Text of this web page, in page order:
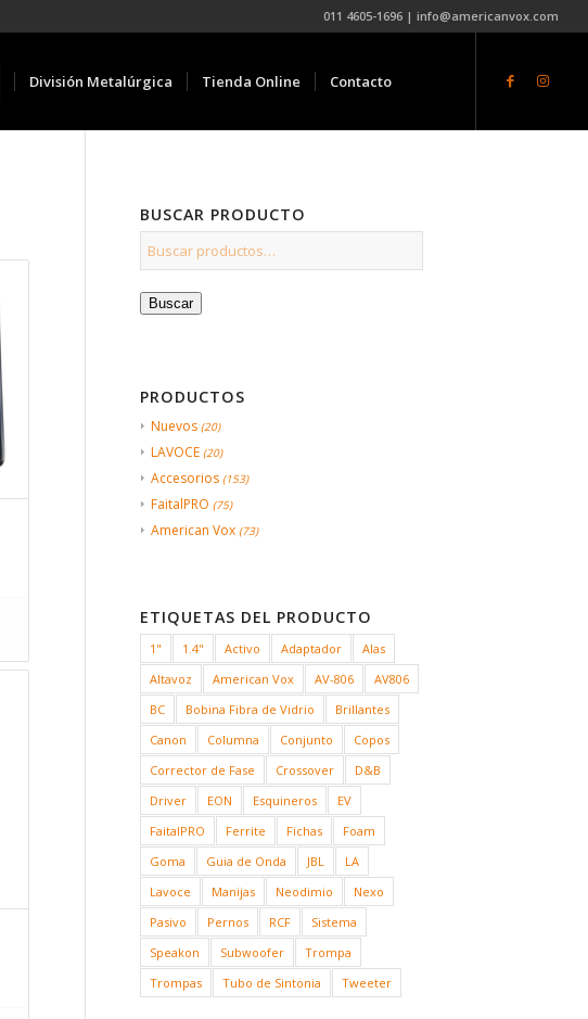
011 4605-1696 | info@americanvox.com
División Metalúrgica Tienda Online Contacto
BUSCAR PRODUCTO
Buscar
PRODUCTOS
Nuevos (20)
LAVOCE (20)
Accesorios (153)
FaitalPRO (75)
American Vox (73)
ETIQUETAS DEL PRODUCTO
1" 1.4" Activo Adaptador
Alas
Altavoz
American Vox AV-806
AV806
BC
Bobina Fibra de Vidrio
Brillantes
Canon
Columna Conjunto
Copos
Corrector de Fase
Crossover
D&B
Driver
EON Esquineros
EV
FaitalPRO
Ferrite Fichas
Foam
Goma
Guia de Onda JBL
LA
Lavoce
Manijas Neodimio
Nexo
Pasivo
Pernos RCF
Sistema
Speakon
Subwoofer
Trompa
Trompas
Tubo de Sintonia Tweeter